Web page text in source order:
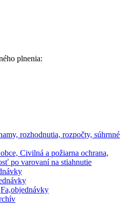
plnenia:
rozhodnutia, rozpočty, súhrnné
Civilná a požiarna ochrana,
po varovaní na stiahnutie